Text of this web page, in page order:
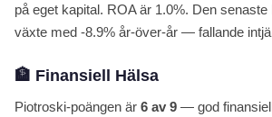
på eget kapital. ROA är 1.0%. Den
växte med -8.9% år-över-år — fallande
🏦 Finansiell Hälsa
Piotroski-poängen är 6 av 9 — god